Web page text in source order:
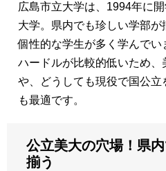
広島市立大学は、1994年に
大学。県内でも珍しい学部
個性的な学生が多く学んで
ハードルが比較的低いため
や、どうしても現役で国公立
も最適です。
公立美大の穴場！県
揃う